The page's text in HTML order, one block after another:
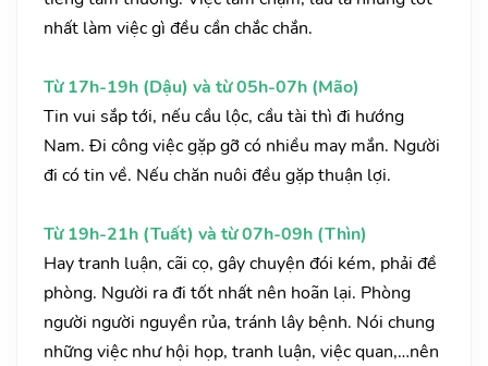
nhất làm việc gì đều cần chắc chắn.
Từ 17h-19h (Dậu) và từ 05h-07h (Mão)
Tin vui sắp tới, nếu cầu lộc, cầu tài thì đi hướng
Nam. Đi công việc gặp gỡ có nhiều may mắn. Người
đi có tin về. Nếu chăn nuôi đều gặp thuận lợi.
Từ 19h-21h (Tuất) và từ 07h-09h (Thìn)
Hay tranh luận, cãi cọ, gây chuyện đói kém, phải đề
phòng. Người ra đi tốt nhất nên hoãn lại. Phòng
người người nguyền rủa, tránh lây bệnh. Nói chung
những việc như hội họp, tranh luận, việc quan,…nên